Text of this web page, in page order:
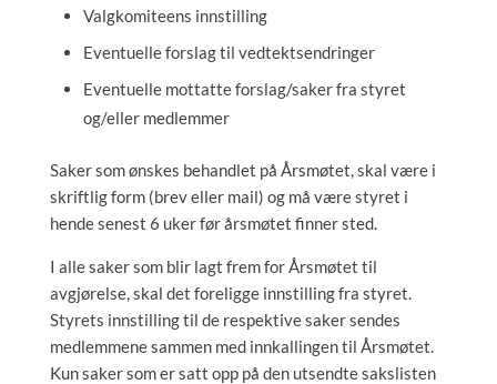
Valgkomiteens innstilling
Eventuelle forslag til vedtektsendringer
Eventuelle mottatte forslag/saker fra styret
og/eller medlemmer
Saker som ønskes behandlet på Årsmøtet, skal være i
skriftlig form (brev eller mail) og må være styret i
hende senest 6 uker før årsmøtet finner sted.
I alle saker som blir lagt frem for Årsmøtet til
avgjørelse, skal det foreligge innstilling fra styret.
Styrets innstilling til de respektive saker sendes
medlemmene sammen med innkallingen til Årsmøtet.
Kun saker som er satt opp på den utsendte sakslisten